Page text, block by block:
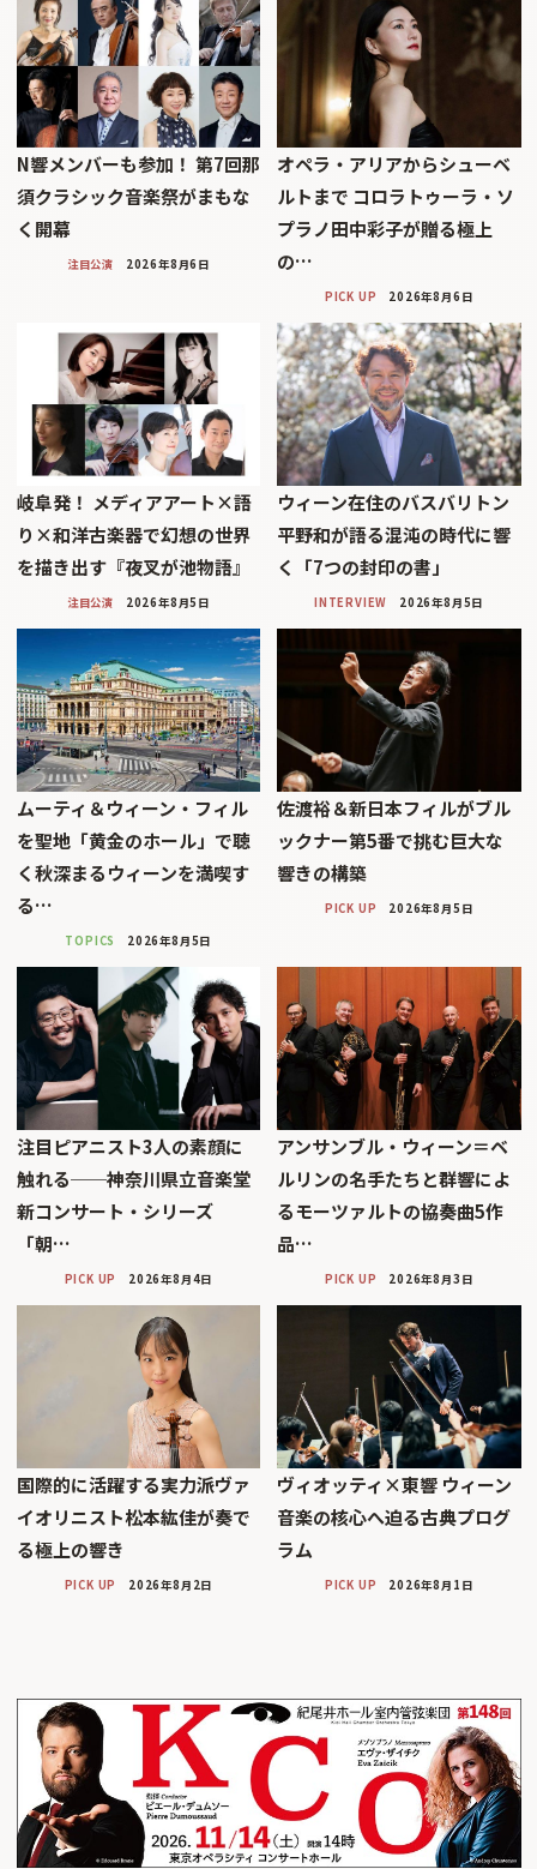
N響メンバーも参加！ 第7回那
須クラシック音楽祭がまもな
く開幕
注目公演 2026年8月6日
オペラ・アリアからシューベ
ルトまで コロラトゥーラ・ソ
プラノ田中彩子が贈る極上
の…
PICK UP 2026年8月6日
岐阜発！ メディアアート×語
り×和洋古楽器で幻想の世界
を描き出す『夜叉が池物語』
注目公演 2026年8月5日
ウィーン在住のバスバリトン
平野和が語る混沌の時代に響
く「7つの封印の書」
INTERVIEW 2026年8月5日
ムーティ＆ウィーン・フィル
を聖地「黄金のホール」で聴
く秋深まるウィーンを満喫す
る…
TOPICS 2026年8月5日
佐渡裕＆新日本フィルがブル
ックナー第5番で挑む巨大な
響きの構築
PICK UP 2026年8月5日
注目ピアニスト3人の素顔に
触れる──神奈川県立音楽堂
新コンサート・シリーズ
「朝…
PICK UP 2026年8月4日
アンサンブル・ウィーン＝ベ
ルリンの名手たちと群響によ
るモーツァルトの協奏曲5作
品…
PICK UP 2026年8月3日
国際的に活躍する実力派ヴァ
イオリニスト松本紘佳が奏で
る極上の響き
PICK UP 2026年8月2日
ヴィオッティ×東響 ウィーン
音楽の核心へ迫る古典プログ
ラム
PICK UP 2026年8月1日